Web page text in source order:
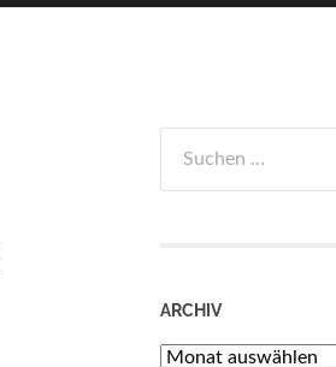
nach:
ARCHIV
Archiv